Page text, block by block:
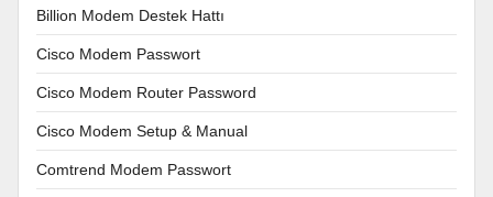
Billion Modem Destek Hattı
Cisco Modem Passwort
Cisco Modem Router Password
Cisco Modem Setup & Manual
Comtrend Modem Passwort